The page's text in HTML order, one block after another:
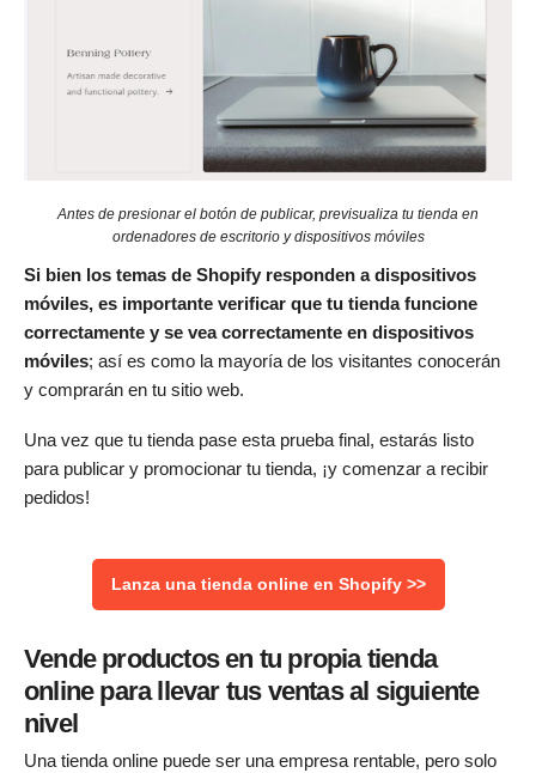
Antes de presionar el botón de publicar, previsualiza tu tienda en
ordenadores de escritorio y dispositivos móviles
Si bien los temas de Shopify responden a dispositivos
móviles, es importante verificar que tu tienda funcione
correctamente y se vea correctamente en dispositivos
móviles; así es como la mayoría de los visitantes conocerán
y comprarán en tu sitio web.
Una vez que tu tienda pase esta prueba final, estarás listo
para publicar y promocionar tu tienda, ¡y comenzar a recibir
pedidos!
Lanza una tienda online en Shopify >>
Vende productos en tu propia tienda
online para llevar tus ventas al siguiente
nivel
Una tienda online puede ser una empresa rentable, pero solo